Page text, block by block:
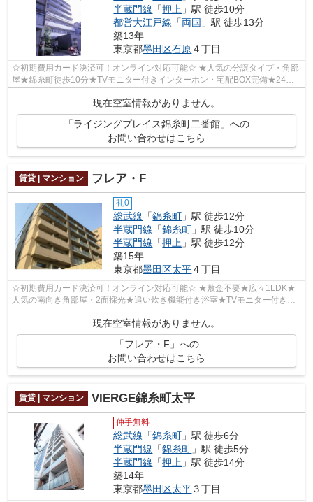
半蔵門線 「押上 」駅 徒歩10分
都営大江戸線 「両国 」駅 徒歩13分
築13年
東京都墨田区石原４丁目
☆初期費用カード決済可！オンライン対応可能☆ ★人気の分譲タイプ・角部
屋★錦糸町徒歩10分★TVモニター付きインターホン・宅配BOX完備★24時
現在空室情報がありません。
「ライジングプレイス錦糸町二番館」への
お問い合わせはこちら
賃貸 | マンション フレア・F
礼0
総武線 「錦糸町 」駅 徒歩12分
半蔵門線 「錦糸町 」駅 徒歩10分
半蔵門線 「押上 」駅 徒歩12分
築15年
東京都墨田区太平４丁目
☆初期費用カード決済可！オンライン対応可能☆ ★敷金不要★広々1LDK★
人気の南向き角部屋・2面採光★追い炊き機能付き浴室★TVモニター付きイ
ンターホン・宅配BOX完備★防犯カメラ設置済み★...
現在空室情報がありません。
「フレア・F」への
お問い合わせはこちら
賃貸 | マンション VIERGE錦糸町太平
仲手無料
総武線 「錦糸町 」駅 徒歩6分
半蔵門線 「錦糸町 」駅 徒歩5分
半蔵門線 「押上 」駅 徒歩14分
築14年
東京都墨田区太平３丁目